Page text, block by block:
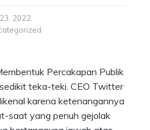
2022
Percakapan Publik
teka-teki. CEO Twitter
karena ketenangannya
saat yang penuh gejolak